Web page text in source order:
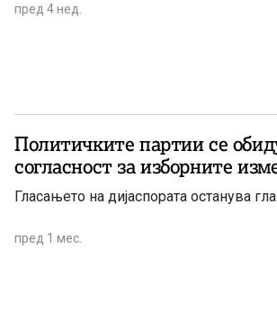
пред 4 нед.
Политичките партии се
согласност за изборните
Гласањето на дијаспората останува
пред 1 мес.